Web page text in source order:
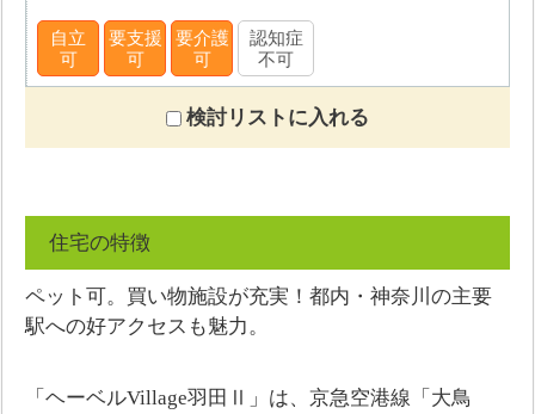
自立
可
要支援
可
要介護
可
認知症
不可
検討リストに入れる
住宅の特徴
ペット可。買い物施設が充実！都内・神奈川の主要
駅への好アクセスも魅力。
「ヘーベルVillage羽田Ⅱ」は、京急空港線「大鳥